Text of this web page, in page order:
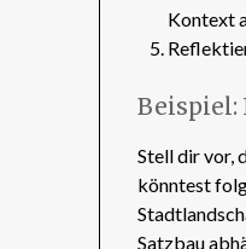
Kontext
Beispiel:
Stell dir vor,
könntest
Satzbau